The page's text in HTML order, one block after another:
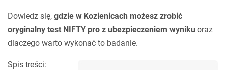
Dowiedz się, gdzie w Kozienicach możesz zrobić
oryginalny test NIFTY pro z ubezpieczeniem wyniku oraz
dlaczego warto wykonać to badanie.
Spis treści: